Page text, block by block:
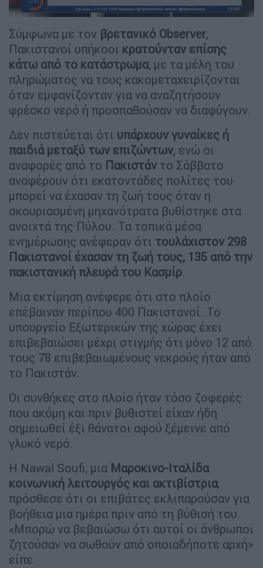
Σύμφωνα με τον βρετανικό Observer,
Πακιστανοί υπήκοοι κρατούνταν επίσης
κάτω από το κατάστρωμα, με τα μέλη του
πληρώματος να τους κακομεταχειρίζονται
όταν εμφανίζονταν για να αναζητήσουν
φρέσκο νερό ή προσπαθούσαν να διαφύγουν.
Δεν πιστεύεται ότι υπάρχουν γυναίκες ή
παιδιά μεταξύ των επιζώντων, ενώ οι
αναφορές από το Πακιστάν το Σάββατο
αναφέρουν ότι εκατοντάδες πολίτες του
μπορεί να έχασαν τη ζωή τους όταν η
σκουριασμένη μηχανότρατα βυθίστηκε στα
ανοιχτά της Πύλου. Τα τοπικά μέσα
ενημέρωσης ανέφεραν ότι τουλάχιστον 298
Πακιστανοί έχασαν τη ζωή τους, 135 από την
πακιστανική πλευρά του Κασμίρ.
Μια εκτίμηση ανέφερε ότι στο πλοίο
επέβαιναν περίπου 400 Πακιστανοί. Το
υπουργείο Εξωτερικών της χώρας έχει
επιβεβαιώσει μέχρι στιγμής ότι μόνο 12 από
τους 78 επιβεβαιωμένους νεκρούς ήταν από
το Πακιστάν.
Οι συνθήκες στο πλοίο ήταν τόσο ζοφερές
που ακόμη και πριν βυθιστεί είχαν ήδη
σημειωθεί έξι θάνατοι αφού ξέμεινε από
γλυκό νερό.
Η Nawal Soufi, μια Μαροκινο-Ιταλίδα
κοινωνική λειτουργός και ακτιβίστρια,
πρόσθεσε ότι οι επιβάτες εκλιπαρούσαν για
βοήθεια μια ημέρα πριν από τη βύθισή του.
«Μπορώ να βεβαιώσω ότι αυτοί οι άνθρωποι
ζητούσαν να σωθούν από οποιαδήποτε αρχή»
είπε.